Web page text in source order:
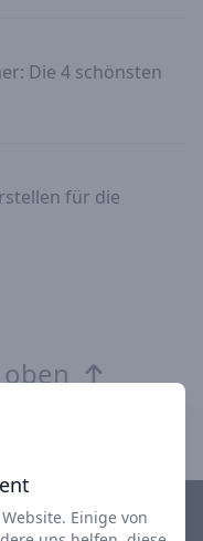
Die 4 schönsten
für die
Einige von